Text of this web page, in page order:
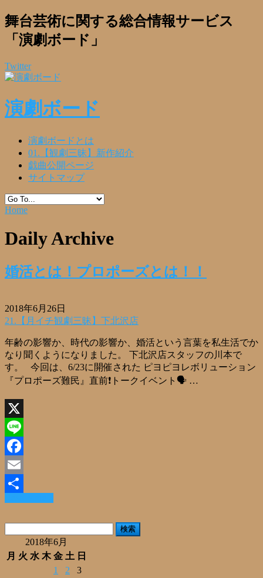
舞台芸術に関する総合情報サービス
「演劇ボード」
Twitter
演劇ボード
演劇ボードとは
01.【観劇三昧】新作紹介
戯曲公開ページ
サイトマップ
Home
Daily Archive
婚活とは！プロポーズとは！！
2018年6月26日
21.【月イチ観劇三昧】下北沢店
年齢の影響か、時代の影響か、婚活という言葉を私生活でか
なり聞くようになりました。 下北沢店スタッフの川本で
す。 今回は、6/23に開催された ピヨピヨレボリューション
『プロポーズ難民』直前❗トークイベント🗣 …
X
Line
Facebook
Email
共
有
2018年6月
月 火 水 木 金 土 日
1
2
3